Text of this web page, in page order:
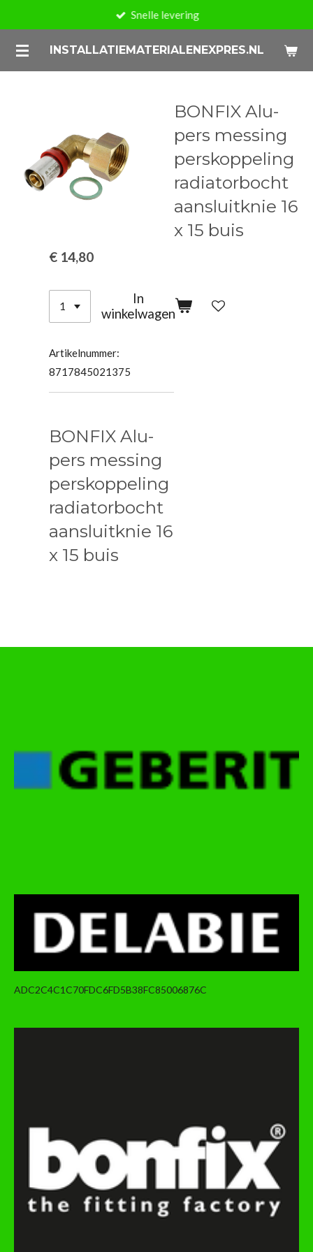
naar
de
INSTALLATIEMATERIALENEXPRES.NL
Snelle levering
BONFIX Alu-
pers messing
perskoppeling
radiatorbocht
aansluitknie 16
x 15 buis
€ 14,80
In
winkelwagen
Artikelnummer:
8717845021375
BONFIX Alu-
pers messing
perskoppeling
radiatorbocht
aansluitknie 16
x 15 buis
ADC2C4C1C70FDC6FD5B38FC85006876C